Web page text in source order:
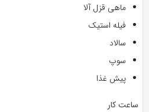
ماهی قزل آلا
فیله استیک
سالاد
سوپ
پیش غذا
ساعت کار